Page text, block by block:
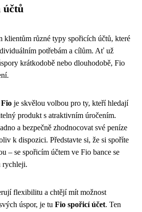
účtů
klientům různé typy spořicích účtů, které
potřebám a cílům. Ať už
krátkodobě nebo dlouhodobě, Fio
je skvělou volbou pro ty, kteří hledají
produkt s atraktivním úročením.
a bezpečně zhodnocovat své peníze
k dispozici. Představte si, že si spoříte
– se spořicím účtem ve Fio bance se
rychleji.
flexibilitu a chtějí mít možnost
úspor, je tu Fio spořicí účet. Ten